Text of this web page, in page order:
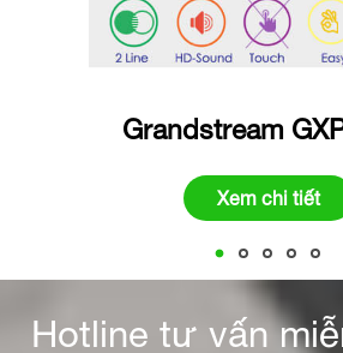
Grandstream
Xem chi tiết
Hotline tư vấn